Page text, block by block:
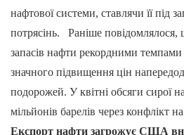
нафтової системи, ставлячи її під
потрясінь. Раніше повідомлялося,
запасів нафти рекордними темпами
значного підвищення цін
подорожей. У квітні обсяги сирої
мільйонів барелів через конфлікт
Експорт нафти загрожує США